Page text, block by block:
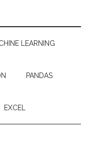
LEARNING
PANDAS
EXCEL